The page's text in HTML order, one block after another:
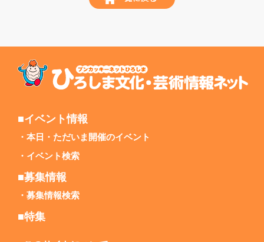
■イベント情報
本日・ただいま開催のイベント
イベント検索
■募集情報
募集情報検索
■特集